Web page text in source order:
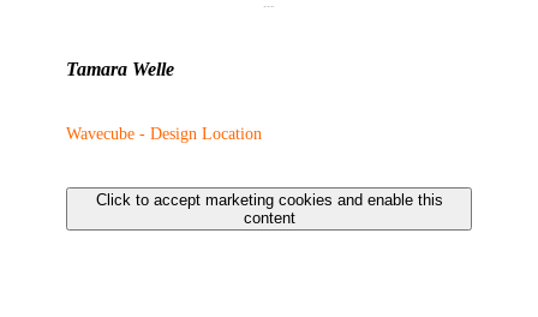
Tamara Welle
Wavecube - Design Location
Click to accept marketing cookies and enable this
content